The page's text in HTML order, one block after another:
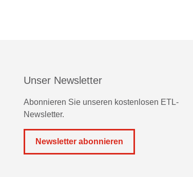
Unser Newsletter
Abonnieren Sie unseren kostenlosen ETL-
Newsletter.
Newsletter abonnieren